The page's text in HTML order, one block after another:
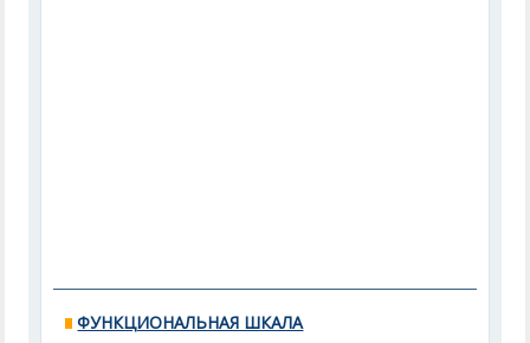
ФУНКЦИОНАЛЬНАЯ ШКАЛА